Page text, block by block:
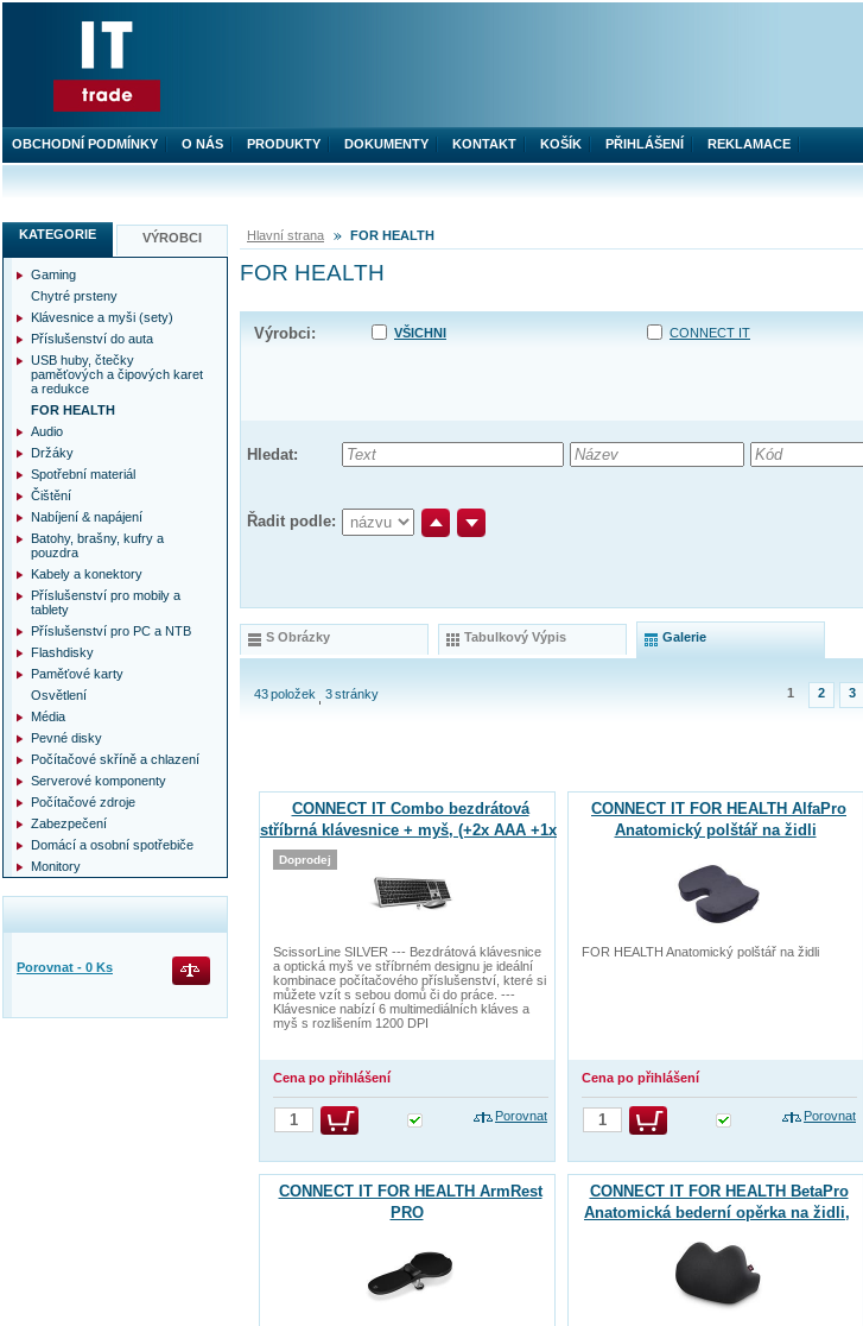
Hlavní strana FOR HEALTH
FOR HEALTH
Výrobci: VŠICHNI CONNECT IT
Hledat:
Řadit podle:
S Obrázky Tabulkový Výpis Galerie
43položek 3stránky 1 2 3
CONNECT IT Combo bezdrátová
stříbrná klávesnice + myš, (+2x AAA +1x
AA baterie zdarma), CZ + SK layout
ScissorLine SILVER --- Bezdrátová klávesnice
a optická myš ve stříbrném designu je ideální
kombinace počítačového příslušenství, které si
můžete vzít s sebou domů či do práce. ---
Klávesnice nabízí 6 multimediálních kláves a
myš s rozlišením 1200 DPI
Cena po přihlášení
Porovnat
Doprodej
CONNECT IT FOR HEALTH AlfaPro
Anatomický polštář na židli
FOR HEALTH Anatomický polštář na židli
Cena po přihlášení
Porovnat
CONNECT IT FOR HEALTH ArmRest
PRO
CONNECT IT FOR HEALTH BetaPro
Anatomická bederní opěrka na židli,
KATEGORIE VÝROBCI
Gaming
Chytré prsteny
Klávesnice a myši (sety)
Příslušenství do auta
USB huby, čtečky
paměťových a čipových karet
a redukce
FOR HEALTH
Audio
Držáky
Spotřební materiál
Čištění
Nabíjení & napájení
Batohy, brašny, kufry a
pouzdra
Kabely a konektory
Příslušenství pro mobily a
tablety
Příslušenství pro PC a NTB
Flashdisky
Paměťové karty
Osvětlení
Média
Pevné disky
Počítačové skříně a chlazení
Serverové komponenty
Počítačové zdroje
Zabezpečení
Domácí a osobní spotřebiče
Monitory
Porovnat - 0 Ks
OBCHODNÍ PODMÍNKY O NÁS PRODUKTY DOKUMENTY KONTAKT KOŠÍK PŘIHLÁŠENÍ REKLAMACE